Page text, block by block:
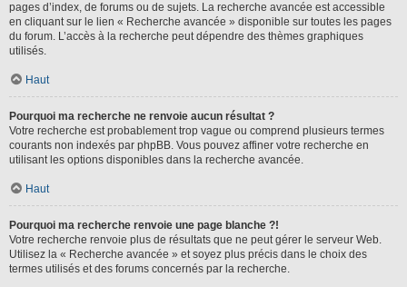
pages d’index, de forums ou de sujets. La recherche avancée est accessible
en cliquant sur le lien « Recherche avancée » disponible sur toutes les pages
du forum. L’accès à la recherche peut dépendre des thèmes graphiques
utilisés.
Haut
Pourquoi ma recherche ne renvoie aucun résultat ?
Votre recherche est probablement trop vague ou comprend plusieurs termes
courants non indexés par phpBB. Vous pouvez affiner votre recherche en
utilisant les options disponibles dans la recherche avancée.
Haut
Pourquoi ma recherche renvoie une page blanche ?!
Votre recherche renvoie plus de résultats que ne peut gérer le serveur Web.
Utilisez la « Recherche avancée » et soyez plus précis dans le choix des
termes utilisés et des forums concernés par la recherche.